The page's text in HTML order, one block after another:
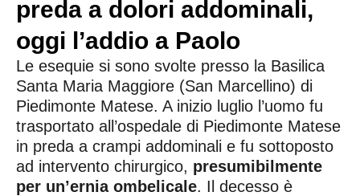
preda a dolori addominali,
oggi l’addio a Paolo
Le esequie si sono svolte presso la Basilica
Santa Maria Maggiore (San Marcellino) di
Piedimonte Matese. A inizio luglio l’uomo fu
trasportato all’ospedale di Piedimonte Matese
in preda a crampi addominali e fu sottoposto
ad intervento chirurgico, presumibilmente
per un’ernia ombelicale. Il decesso è